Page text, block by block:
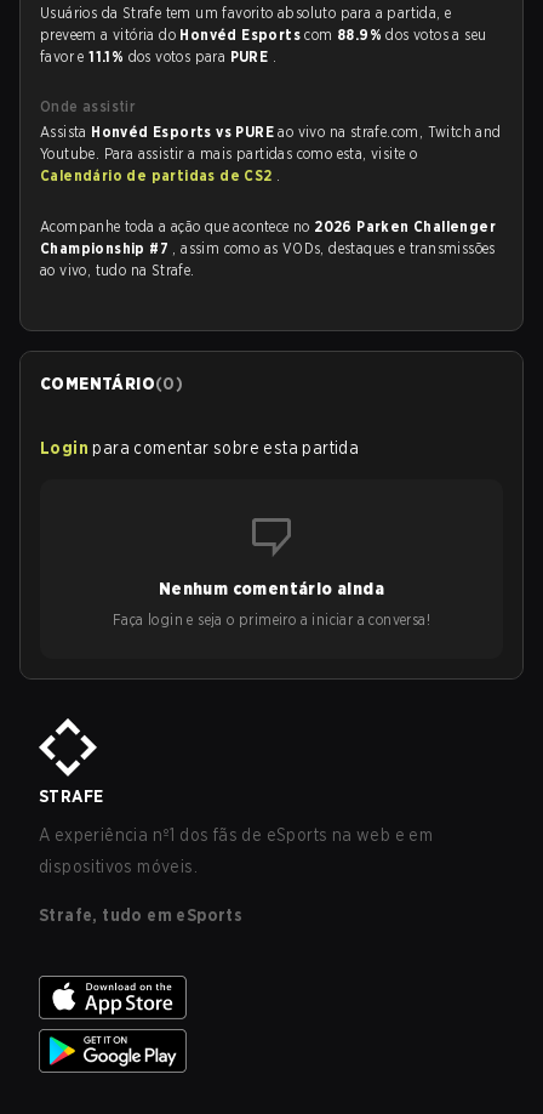
Usuários da Strafe tem um favorito absoluto para a partida, e
preveem a vitória do Honvéd Esportscom 88.9%dos votos a seu
favor e11.1% dos votos para PURE .
Onde assistir
Assista Honvéd Esports vs PUREao vivo na strafe.com, Twitch and
Youtube. Para assistir a mais partidas como esta, visite o
Calendário de partidas de CS2 .
Acompanhe toda a ação que acontece no 2026 Parken Challenger
Championship #7 , assim como as VODs, destaques e transmissões
ao vivo, tudo na Strafe.
COMENTÁRIO(0)
Login para comentar sobre esta partida
Nenhum comentário ainda
Faça login e seja o primeiro a iniciar a conversa!
STRAFE
A experiência nº1 dos fãs de eSports na web e em
dispositivos móveis.
Strafe, tudo em eSports